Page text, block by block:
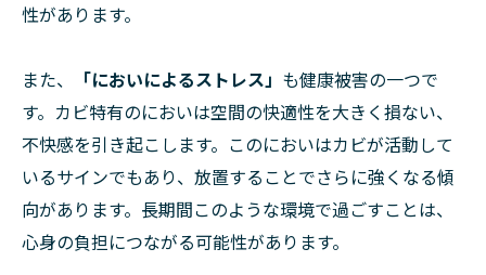
性があります。
また、 「においによるストレス」 も健康被害の一つで
す。カビ特有のにおいは空間の快適性を大きく損ない、
不快感を引き起こします。このにおいはカビが活動して
いるサインでもあり、放置することでさらに強くなる傾
向があります。長期間このような環境で過ごすことは、
心身の負担につながる可能性があります。